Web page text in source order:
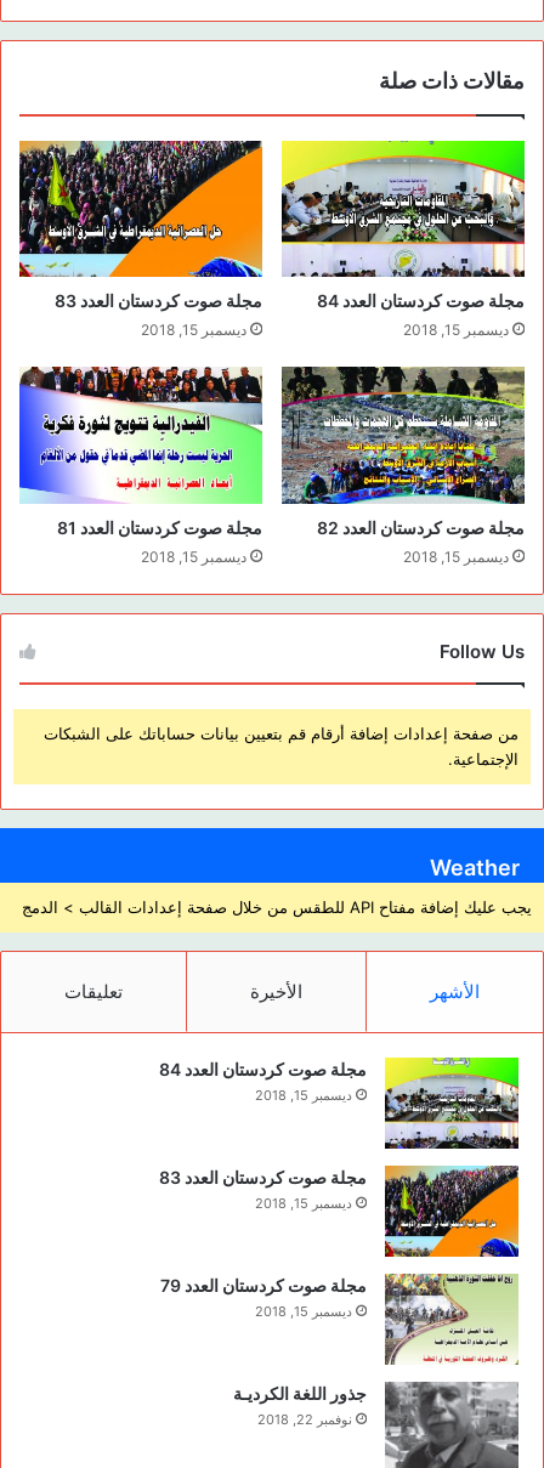
مقالات ذات صلة
مجلة صوت كردستان العدد 84
ديسمبر 15, 2018
مجلة صوت كردستان العدد 83
ديسمبر 15, 2018
مجلة صوت كردستان العدد 82
ديسمبر 15, 2018
مجلة صوت كردستان العدد 81
ديسمبر 15, 2018
Follow Us
من صفحة إعدادات إضافة أرقام قم بتعيين بيانات حساباتك على الشبكات
الإجتماعية.
Weather
يجب عليك إضافة مفتاح API للطقس من خلال صفحة إعدادات القالب > الدمج
الأشهر الأخيرة تعليقات
مجلة صوت كردستان العدد 84
ديسمبر 15, 2018
مجلة صوت كردستان العدد 83
ديسمبر 15, 2018
مجلة صوت كردستان العدد 79
ديسمبر 15, 2018
جذور اللغة الكرديـة
نوفمبر 22, 2018